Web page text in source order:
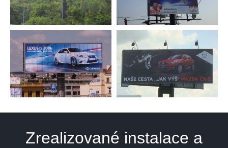
Zrealizované instalace a